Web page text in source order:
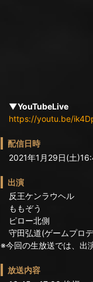
▼YouTubeLive
https://youtu.be/
配信日時
2021年1月29日(土
出演
反王ケンラウヘル
ももぞう
ピロー北側
守田弘道(ゲームプロ
※今回の生放送では、出
放送内容